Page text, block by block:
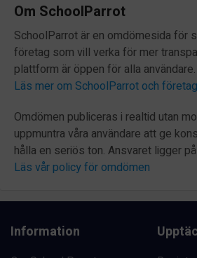
Om SchoolParrot
SchoolParrot är en omdömesida för
företag som vill verka för mer
plattform är öppen för alla användare.
Läs mer om SchoolParrot och
Omdömen publiceras i realtid utan
uppmuntra våra användare att ge
hålla en seriös ton. Ansvaret ligger
Läs vår policy för omdömen
Information